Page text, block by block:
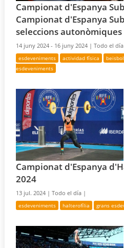
Campionat d'Espanya
Campionat d'Espanya
seleccions autonòmiques
14 juny 2024 - 16 juny 2024 |Todo el
esdeveniments actividad física
esdeveniments
Campionat d'Espanya
2024
13 jul. 2024 |Todo el día |
esdeveniments halterofília grans